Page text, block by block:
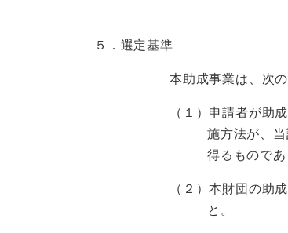
５．選定基準
本助成事業は、次
（１）申請者が助
施方法が、
得るものであ
（２）本財団の助
と。